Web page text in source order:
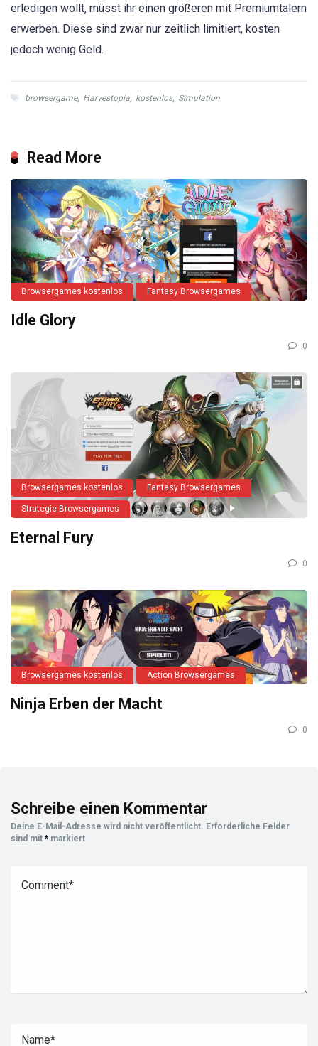
erledigen wollt, müsst ihr einen größeren mit Premiumtalern
erwerben. Diese sind zwar nur zeitlich limitiert, kosten
jedoch wenig Geld.
browsergame, Harvestopia, kostenlos, Simulation
Read More
Browsergames kostenlos Fantasy Browsergames
Idle Glory
0
Browsergames kostenlos Fantasy Browsergames
Strategie Browsergames
Eternal Fury
0
Browsergames kostenlos Action Browsergames
Ninja Erben der Macht
0
Schreibe einen Kommentar
Deine E-Mail-Adresse wird nicht veröffentlicht. Erforderliche Felder
sind mit * markiert